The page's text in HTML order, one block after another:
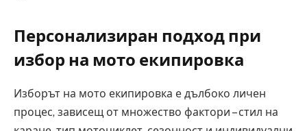
Персонализиран подход при
избор на мото екипировка
Изборът на мото екипировка е дълбоко личен
процес, зависещ от множество фактори – стил на